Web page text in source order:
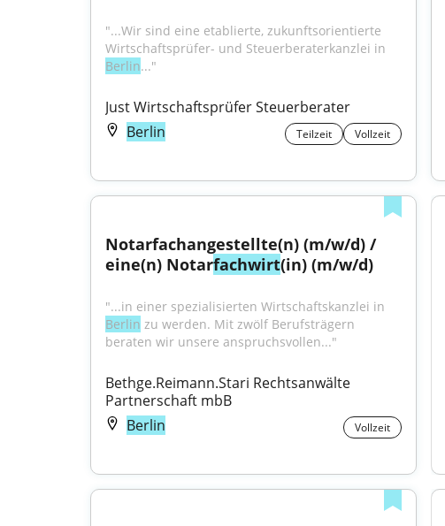
"...Wir sind eine etablierte, zukunftsorientierte
Berlin..."
Just Wirtschaftsprüfer Steuerberater
Berlin
Teilzeit Vollzeit
Notarfachangestellte(n) (m/w/d) /
eine(n) Notarfachwirt(in) (m/w/d)
Berlin zu werden. Mit zwölf Berufsträgern
beraten wir unsere anspruchsvollen..."
Bethge.Reimann.Stari Rechtsanwälte
Partnerschaft mbB
Berlin
Vollzeit